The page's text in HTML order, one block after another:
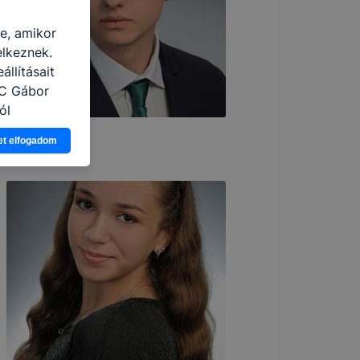
Ormándi Martin
amikor
Gábor
a
jobb
ezek
célja
elfogadom